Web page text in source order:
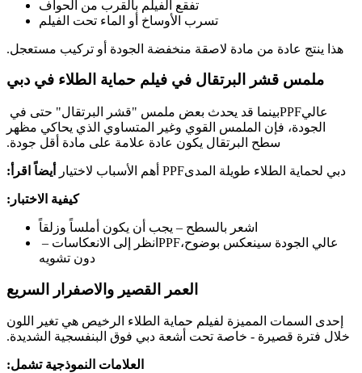
تفقع الفيلم بالقرب من الحواف
تسرب الأوساخ أو الماء تحت الفيلم
هذا ينتج عادة من مادة لاصقة منخفضة الجودة أو تركيب مستعجل.
ملمس قشر البرتقال في فيلم حماية الطلاء في دبي
بينما قد يحدث بعض ملمس "قشر البرتقال" حتى فيPPFعالي
الجودة، فإن الملمس القوي وغير المتساوي الذي يحاكي مظهر
سطح البرتقال يكون عادة علامة على مادة أقل جودة.
أيضاً اقرأ: أهم الأسباب لاختيار PPFدبي لحماية الطلاء طويلة المدى
كيفية الاختبار:
اشعر بالسطح – يجب أن يكون أملساً وزلقاً
انظر إلى الانعكاسات – PPFعالي الجودة سينعكس بوضوح،
دون تشويه
العمر القصير والاصفرار السريع
إحدى السمات المميزة لفيلم حماية الطلاء الرخيص هي تغير اللون
خلال فترة قصيرة - خاصة تحت أشعة دبي فوق البنفسجية الشديدة.
العلامات النموذجية تشمل: